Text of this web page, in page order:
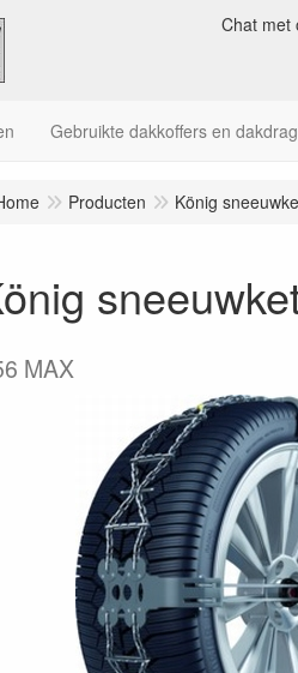
Chat met
Gebruikte dakkoffers en
Producten König
MAX